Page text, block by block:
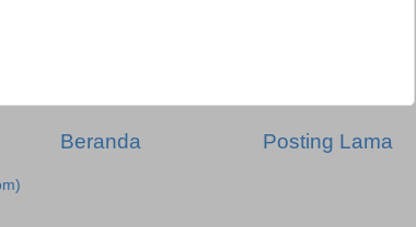
Posting Lama
Beranda